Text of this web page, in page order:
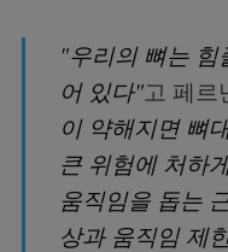
"우리의 뼈는 힘
어 있다"고 페르
이 약해지면 뼈
큰 위험에 처하
움직임을 돕는
상과 움직임 제